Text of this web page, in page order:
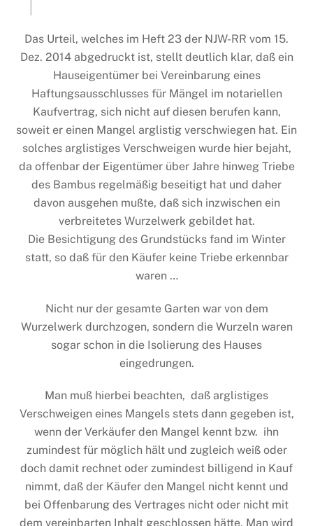
Das Urteil, welches im Heft 23 der NJW-RR vom 15.
Dez. 2014 abgedruckt ist, stellt deutlich klar, daß ein
Hauseigentümer bei Vereinbarung eines
Haftungsausschlusses für Mängel im notariellen
Kaufvertrag, sich nicht auf diesen berufen kann,
soweit er einen Mangel arglistig verschwiegen hat. Ein
solches arglistiges Verschweigen wurde hier bejaht,
da offenbar der Eigentümer über Jahre hinweg Triebe
des Bambus regelmäßig beseitigt hat und daher
davon ausgehen mußte, daß sich inzwischen ein
verbreitetes Wurzelwerk gebildet hat.
Die Besichtigung des Grundstücks fand im Winter
statt, so daß für den Käufer keine Triebe erkennbar
waren …
Nicht nur der gesamte Garten war von dem
Wurzelwerk durchzogen, sondern die Wurzeln waren
sogar schon in die Isolierung des Hauses
eingedrungen.
Man muß hierbei beachten, daß arglistiges
Verschweigen eines Mangels stets dann gegeben ist,
wenn der Verkäufer den Mangel kennt bzw. ihn
zumindest für möglich hält und zugleich weiß oder
doch damit rechnet oder zumindest billigend in Kauf
nimmt, daß der Käufer den Mangel nicht kennt und
bei Offenbarung des Vertrages nicht oder nicht mit
dem vereinbarten Inhalt geschlossen hätte. Man wird